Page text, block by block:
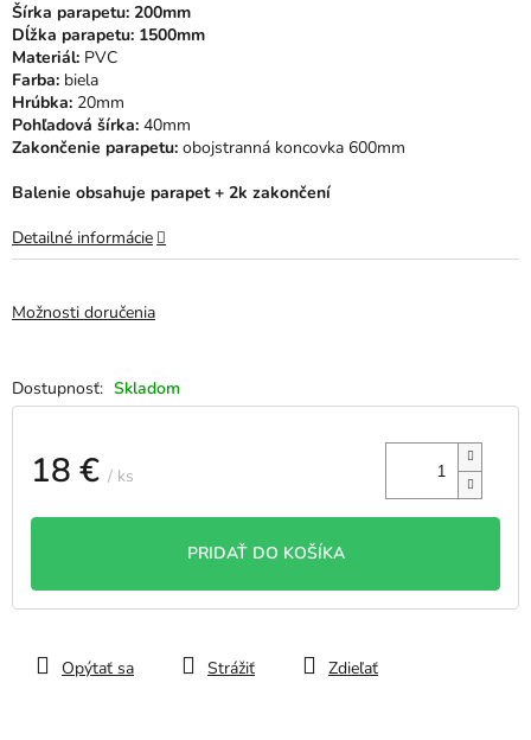
Skladom
Možnosti doručenia
18 € / ks
PRIDAŤ DO KOŠÍKA
Šírka parapetu: 200mm
Dĺžka parapetu: 1500mm
Materiál: PVC
Farba: biela
Hrúbka: 20mm
Pohľadová šírka: 40mm
Zakončenie parapetu: obojstranná koncovka 600mm
Balenie obsahuje parapet + 2k zakončení
Detailné informácie
Opýtať sa Strážiť Zdieľať
z
5
hviezdičiek.